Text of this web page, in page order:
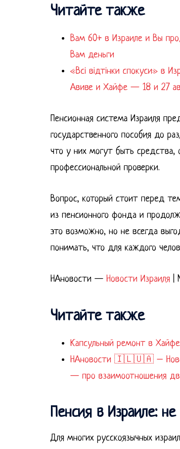
Читайте также
Вам 60+ в Израиле и Вы
Вам деньги
«Всі відтінки спокуси» в
Авиве и Хайфе — 18 и 27
Пенсионная система Израиля
государственного пособия до
что у них могут быть средства,
профессиональной проверки.
Вопрос, который стоит перед
из пенсионного фонда и
это возможно, но не всегда
понимать, что для каждого
НАновости — Новости Израиля |
Читайте также
Капсульный ремонт в
НАновости 🇮🇱🇺🇦 –
— про взаимоотношения
Пенсия в Израиле:
Для многих русскоязычных